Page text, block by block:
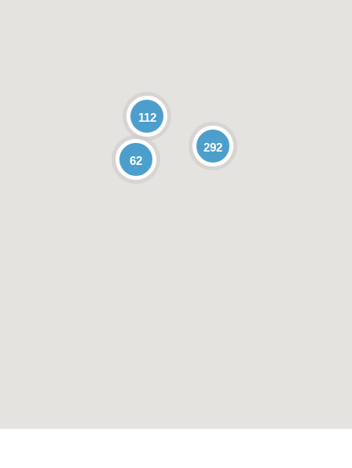
62
292
112